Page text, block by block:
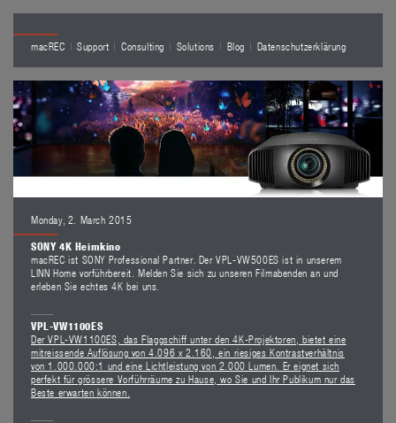
macREC Support Consulting Solutions Blog Datenschutzerklärung
Monday, 2. March 2015
SONY 4K Heimkino
macREC ist SONY Professional Partner. Der VPL-VW500ES ist in unserem
LINN Home vorführbereit. Melden Sie sich zu unseren Filmabenden an und
erleben Sie echtes 4K bei uns.
VPL-VW1100ES
Der VPL-VW1100ES, das Flaggschiff unter den 4K-Projektoren, bietet eine
mitreissende Auflösung von 4.096 x 2.160, ein riesiges Kontrastverhältnis
von 1.000.000:1 und eine Lichtleistung von 2.000 Lumen. Er eignet sich
perfekt für grössere Vorführräume zu Hause, wo Sie und Ihr Publikum nur das
Beste erwarten können.